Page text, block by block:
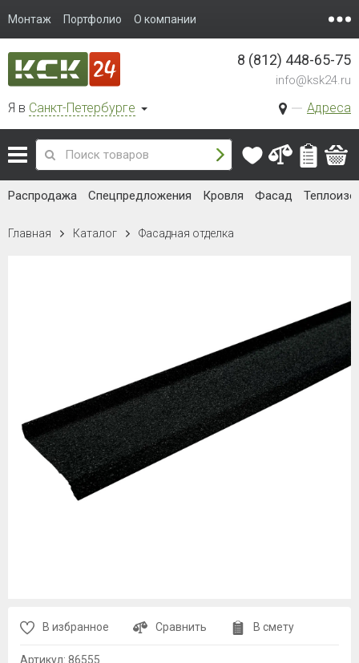
Монтаж Портфолио О компании
Я в Санкт-Петербурге Адреса
8 (812) 448-65-75
info@ksk24.ru
Распродажа Спецпредложения Кровля Фасад
Главная Каталог Фасадная отделка
В избранное Сравнить В смету
Артикул: 86555